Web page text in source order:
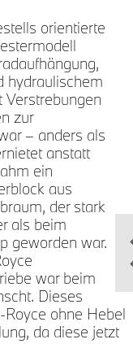
orientierte
hydraulischem
Verstrebungen
zur
– anders als
anstatt
ein
aus
der stark
als beim
geworden war.
war beim
Dieses
ohne Hebel
da diese jetzt